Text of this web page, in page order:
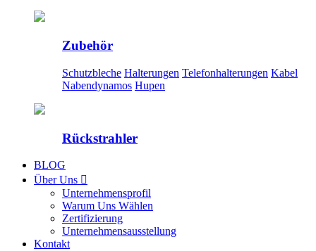
Zubehör
Schutzbleche Halterungen Telefonhalterungen Kabel
Nabendynamos Hupen
Rückstrahler
BLOG
Über Uns 
Unternehmensprofil
Warum Uns Wählen
Zertifizierung
Unternehmensausstellung
Kontakt